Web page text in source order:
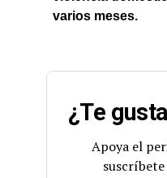
varios meses.
¿Te
Apoya el
suscríbete